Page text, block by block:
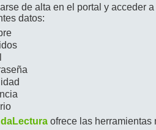
de alta en el portal y acceder
datos:
ofrece las herramientas